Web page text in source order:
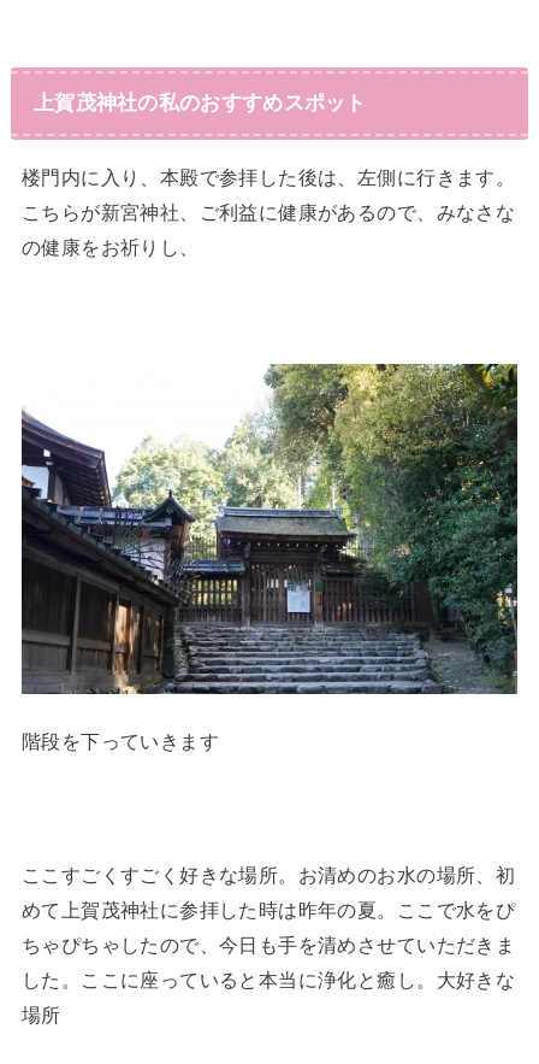
上賀茂神社の私のおすすめスポット
楼門内に入り、本殿で参拝した後は、左側に行きます。
こちらが新宮神社、ご利益に健康があるので、みなさな
の健康をお祈りし、
階段を下っていきます
ここすごくすごく好きな場所。お清めのお水の場所、初
めて上賀茂神社に参拝した時は昨年の夏。ここで水をぴ
ちゃぴちゃしたので、今日も手を清めさせていただきま
した。ここに座っていると本当に浄化と癒し。大好きな
場所